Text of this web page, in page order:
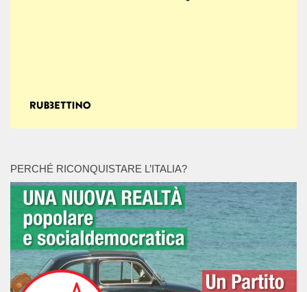
PERCHÉ RICONQUISTARE L’ITALIA?